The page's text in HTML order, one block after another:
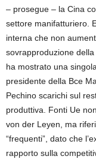
– prosegue – la Cina
settore manifatturiero.
interna che non
sovrapproduzione
ha mostrato una
presidente della Bce
Pechino scarichi sul
produttiva. Fonti Ue
von der Leyen, ma
“frequenti”, dato che
rapporto sulla